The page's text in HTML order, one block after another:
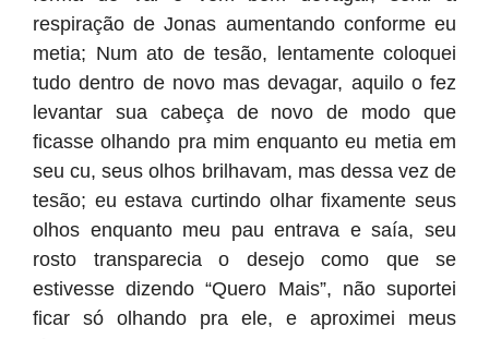
respiração de Jonas aumentando conforme eu
metia; Num ato de tesão, lentamente coloquei
tudo dentro de novo mas devagar, aquilo o fez
levantar sua cabeça de novo de modo que
ficasse olhando pra mim enquanto eu metia em
seu cu, seus olhos brilhavam, mas dessa vez de
tesão; eu estava curtindo olhar fixamente seus
olhos enquanto meu pau entrava e saía, seu
rosto transparecia o desejo como que se
estivesse dizendo “Quero Mais”, não suportei
ficar só olhando pra ele, e aproximei meus